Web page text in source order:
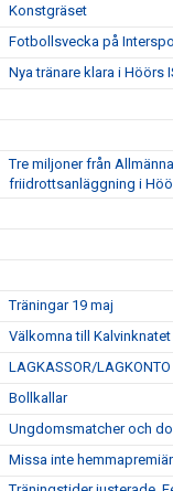
Konstgräset
Fotbollsvecka på
Nya tränare klara i Höörs
Tre miljoner från
friidrottsanläggning i
Träningar 19 maj
Välkomna till Kalvinknatet
LAGKASSOR/LAGKONTO
Bollkallar
Ungdomsmatcher och
Missa inte